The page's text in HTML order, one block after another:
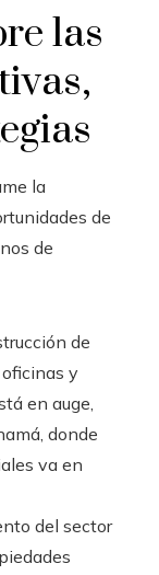
las
la
de
de
de
y
en auge,
donde
va en
del sector